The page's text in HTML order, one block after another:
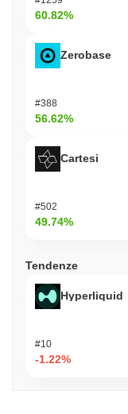
60.82%
Zerobase
#388
56.62%
Cartesi
#502
49.74%
Tendenze
Hyperliquid
#10
-1.22%